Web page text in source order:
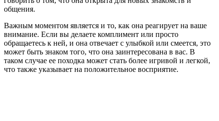
общения.
Важным моментом является и то, как она реагирует на ваше
внимание. Если вы делаете комплимент или просто
обращаетесь к ней, и она отвечает с улыбкой или смеется, это
может быть знаком того, что она заинтересована в вас. В
таком случае ее походка может стать более игривой и легкой,
что также указывает на положительное восприятие.